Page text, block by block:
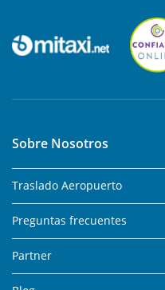
Sobre Nosotros
Traslado Aeropuerto
Preguntas frecuentes
Partner